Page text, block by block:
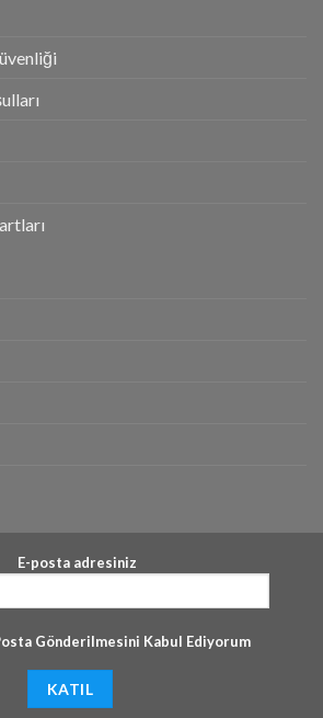
E-posta adresiniz
Gönderilmesini Kabul Ediyorum